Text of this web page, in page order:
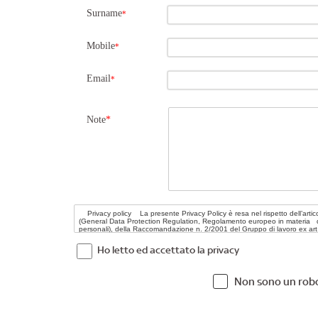
Surname*
Mobile*
Email*
Note*
Ho letto ed accettato la privacy
Non sono un